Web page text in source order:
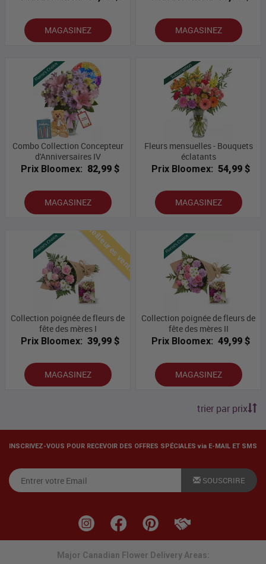
MAGASINEZ MAGASINEZ
Combo Collection Concepteur
d'Anniversaires IV
Prix Bloomex: 82,99 $
MAGASINEZ
Fleurs mensuelles - Bouquets
éclatants
Prix Bloomex: 54,99 $
MAGASINEZ
Meilleures ventes
Collection poignée de fleurs de
fête des mères I
Prix Bloomex: 39,99 $
MAGASINEZ
Collection poignée de fleurs de
fête des mères II
Prix Bloomex: 49,99 $
MAGASINEZ
trier par prix
INSCRIVEZ-VOUS POUR RECEVOIR DES OFFRES SPÉCIALES via E-MAIL ET SMS
SOUSCRIRE
Major Canadian Flower Delivery Areas: